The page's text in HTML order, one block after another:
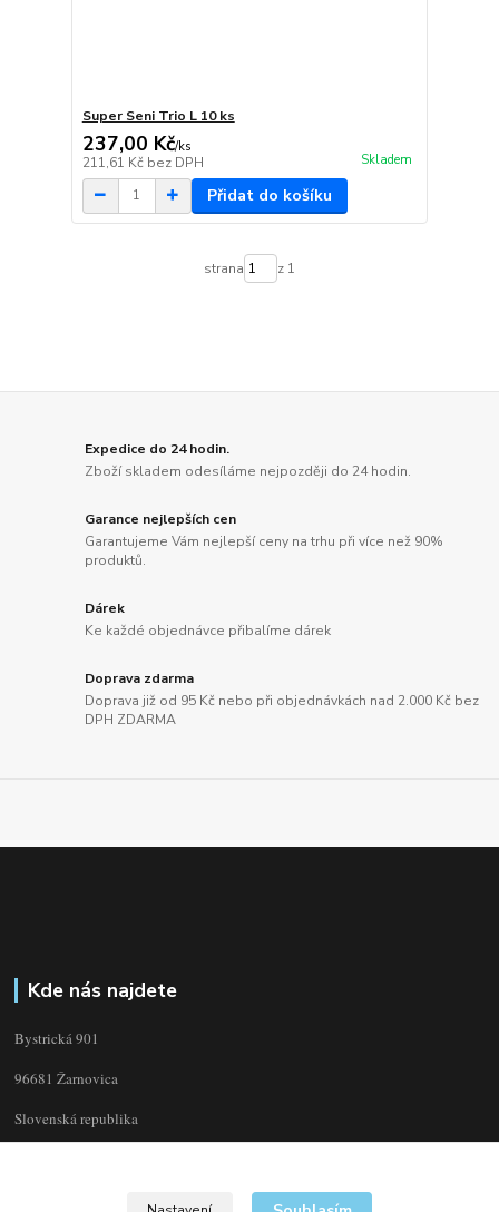
Super Seni Trio L 10 ks
237,00 Kč/ks
211,61 Kč bez DPH Skladem
Přidat do košíku
strana z 1
Expedice do 24 hodin.
Zboží skladem odesíláme nejpozději do 24 hodin.
Garance nejlepších cen
Garantujeme Vám nejlepší ceny na trhu při více než 90%
produktů.
Dárek
Ke každé objednávce přibalíme dárek
Doprava zdarma
Doprava již od 95 Kč nebo při objednávkách nad 2.000 Kč bez
DPH ZDARMA
Kde nás najdete
Bystrická 901
96681 Žarnovica
Slovenská republika